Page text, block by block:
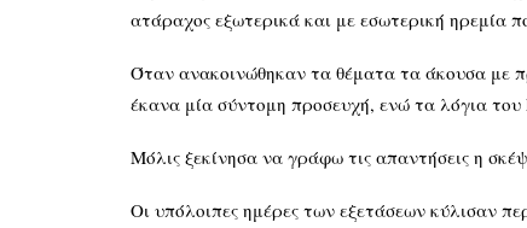
ατάραχος εξωτερικά και με εσωτερική ηρεμία
Όταν ανακοινώθηκαν τα θέματα τα άκουσα με
έκανα μία σύντομη προσευχή, ενώ τα λόγια
Μόλις ξεκίνησα να γράφω τις απαντήσεις η
Οι υπόλοιπες ημέρες των εξετάσεων κύλισαν